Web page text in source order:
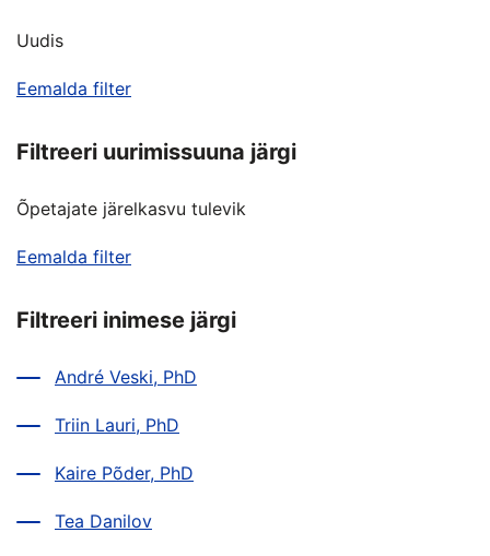
Uudis
Eemalda filter
Filtreeri uurimissuuna järgi
Õpetajate järelkasvu tulevik
Eemalda filter
Filtreeri inimese järgi
André Veski, PhD
Triin Lauri, PhD
Kaire Põder, PhD
Tea Danilov